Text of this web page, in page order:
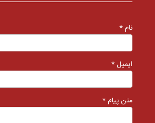
نام *
ایمیل *
متن پیام *